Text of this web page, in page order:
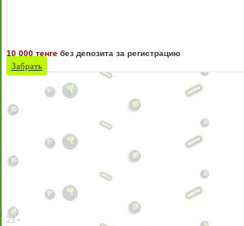
10 000 тенге без депозита за регистрацию
Забрать
21+